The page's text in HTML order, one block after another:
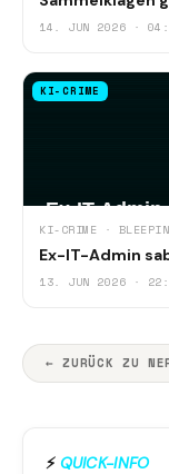
14. JUN 2026 ·
KI-CRIME
KI-CRIME ·
Ex-IT-Admin
13. JUN 2026 ·
← ZURÜCK ZU
⚡ QUICK-INFO